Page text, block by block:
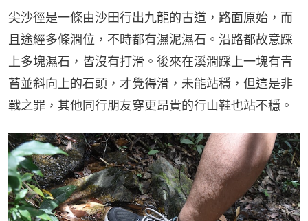
尖沙徑是一條由沙田行出九龍的古道，路面原始，而
且途經多條澗位，不時都有濕泥濕石。沿路都故意踩
上多塊濕石，皆沒有打滑。後來在溪澗踩上一塊有青
苔並斜向上的石頭，才覺得滑，未能站穩，但這是非
戰之罪，其他同行朋友穿更昂貴的行山鞋也站不穩。